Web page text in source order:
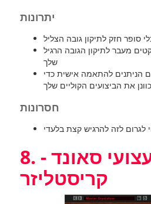
יתרונות
סופר חזק לתיקון גובה הצליל
מעבר לתיקון הגובה הרגיל
שלך
הניתנים להתאמה אישית כדי
את הביצועים הקוליים שלך
חסרונות
לגרום לזה להרגיש קצת בלעדי
8. צעצועי סאונד -
קריסטליזר